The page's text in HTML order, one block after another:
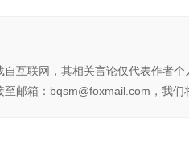
自互联网，其相关言论仅代表作者
邮箱：bqsm@foxmail.com，我们